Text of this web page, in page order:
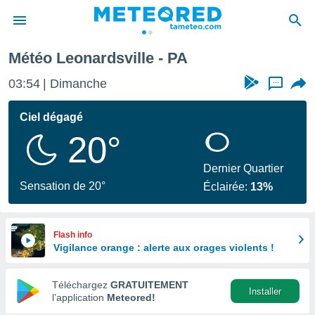
de
Météo Leonardsville - PA
03:54 Dimanche ...
Ciel dégagé
20°
Sensation de 20°
Dernier Quartier
Éclairée: 13%
Flash info
Vigilance orange : alerte aux orages violents !
Téléchargez GRATUITEMENT
l’application Meteored!
Installer